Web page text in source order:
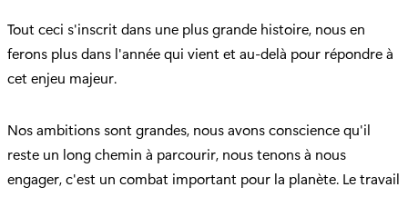
Tout ceci s'inscrit dans une plus grande histoire, nous en
ferons plus dans l'année qui vient et au-delà pour répondre à
cet enjeu majeur.
Nos ambitions sont grandes, nous avons conscience qu'il
reste un long chemin à parcourir, nous tenons à nous
engager, c'est un combat important pour la planète. Le travail